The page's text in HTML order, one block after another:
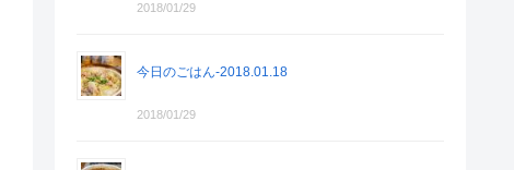
2018/01/29
今日のごはん-2018.01.18
2018/01/29